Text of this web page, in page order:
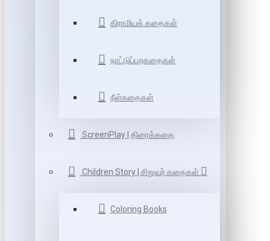
கிராமியக் கதைகள்
நாட்டுப்புறகதைகள்
நீள்கதைகள்
ScreenPlay | திரைக்கதை
Children Story | சிறுவர் கதைகள்
Coloring Books